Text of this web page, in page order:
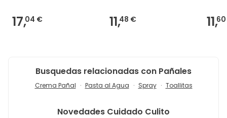
17,04 € 11,48 € 11,
Busquedas relacionadas con Pañales
Crema Pañal Pasta al Agua Spray Toallitas
Novedades Cuidado Culito